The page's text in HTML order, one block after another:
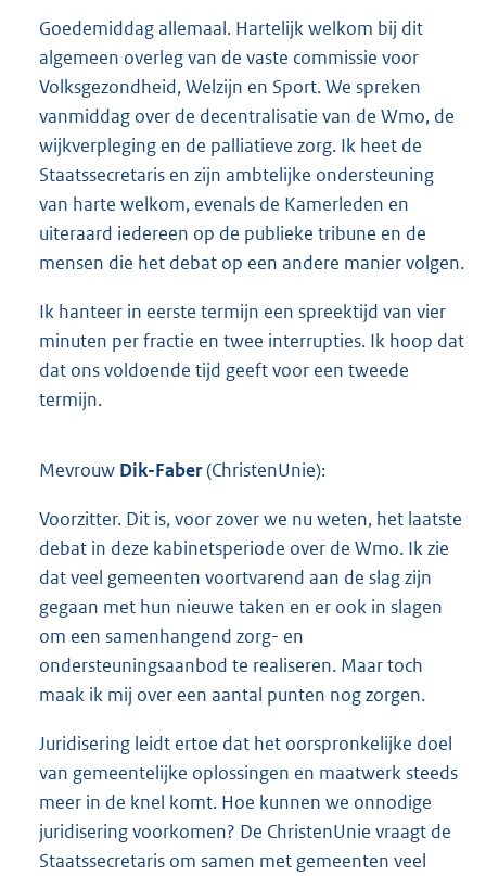
Goedemiddag allemaal. Hartelijk welkom bij dit
algemeen overleg van de vaste commissie voor
Volksgezondheid, Welzijn en Sport. We spreken
vanmiddag over de decentralisatie van de Wmo, de
wijkverpleging en de palliatieve zorg. Ik heet de
Staatssecretaris en zijn ambtelijke ondersteuning
van harte welkom, evenals de Kamerleden en
uiteraard iedereen op de publieke tribune en de
mensen die het debat op een andere manier volgen.
Ik hanteer in eerste termijn een spreektijd van vier
minuten per fractie en twee interrupties. Ik hoop dat
dat ons voldoende tijd geeft voor een tweede
termijn.
Mevrouw Dik-Faber(ChristenUnie):
Voorzitter. Dit is, voor zover we nu weten, het laatste
debat in deze kabinetsperiode over de Wmo. Ik zie
dat veel gemeenten voortvarend aan de slag zijn
gegaan met hun nieuwe taken en er ook in slagen
om een samenhangend zorg- en
ondersteuningsaanbod te realiseren. Maar toch
maak ik mij over een aantal punten nog zorgen.
Juridisering leidt ertoe dat het oorspronkelijke doel
van gemeentelijke oplossingen en maatwerk steeds
meer in de knel komt. Hoe kunnen we onnodige
juridisering voorkomen? De ChristenUnie vraagt de
Staatssecretaris om samen met gemeenten veel